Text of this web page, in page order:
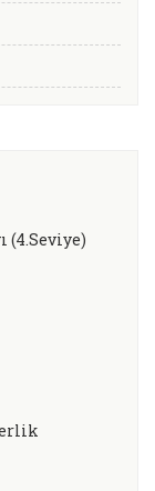
(4.Seviye)